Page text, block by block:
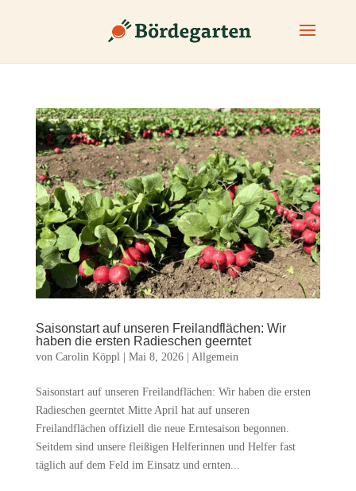
Saisonstart auf unseren Freilandflächen: Wir
haben die ersten Radieschen geerntet
von Carolin Köppl Mai 8, 2026| Allgemein
Saisonstart auf unseren Freilandflächen: Wir haben die ersten
Radieschen geerntet Mitte April hat auf unseren
Freilandflächen offiziell die neue Erntesaison begonnen.
Seitdem sind unsere fleißigen Helferinnen und Helfer fast
täglich auf dem Feld im Einsatz und ernten...